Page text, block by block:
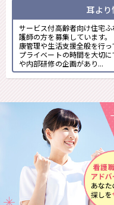
耳よ
サービス付高齢者向け住宅
護師の方を募集しています
康管理や生活支援全般を行
プライベートの時間を大切
や内部研修の企画があり...